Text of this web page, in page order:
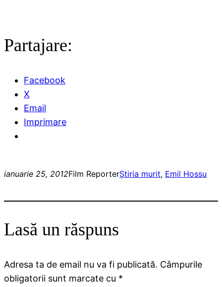
Partajare:
Facebook
X
Email
Imprimare
ianuarie 25, 2012Film ReporterŞtiria murit, Emil Hossu
Lasă un răspuns
Adresa ta de email nu va fi publicată. Câmpurile
obligatorii sunt marcate cu *